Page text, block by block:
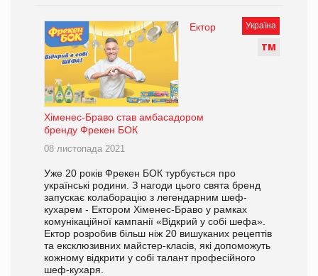
Україна
ТМ
Ектор
Хіменес-Браво став амбасадором
бренду Фрекен БОК
08 листопада 2021
Уже 20 років Фрекен БОК турбується про
українські родини. З нагоди цього свята бренд
запускає колаборацію з легендарним шеф-
кухарем - Ектором Хіменес-Браво у рамках
комунікаційної кампанії «Відкрий у собі шефа».
Ектор розробив більш ніж 20 вишуканих рецептів
та ексклюзивних майстер-класів, які допоможуть
кожному відкрити у собі талант професійного
шеф-кухаря.